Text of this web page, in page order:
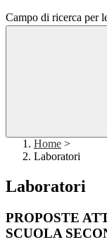
Campo di ricerca per
Home >
Laboratori
Laboratori
PROPOSTE
SCUOLA